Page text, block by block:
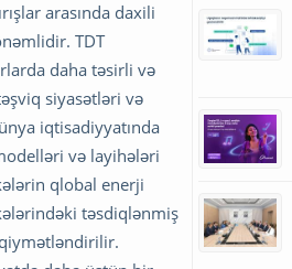
arasında daxili
TDT
daha təsirli və
siyasətləri və
iqtisadiyyatında
və layihələri
qlobal enerji
təsdiqlənmiş